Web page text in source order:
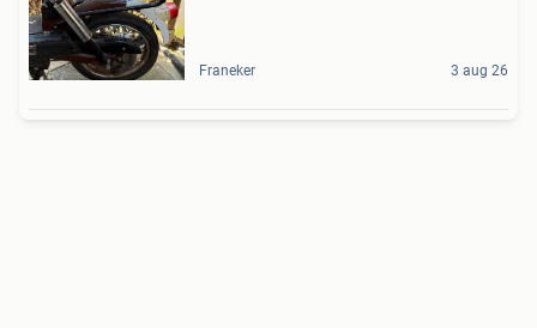
Franeker 3 aug 26